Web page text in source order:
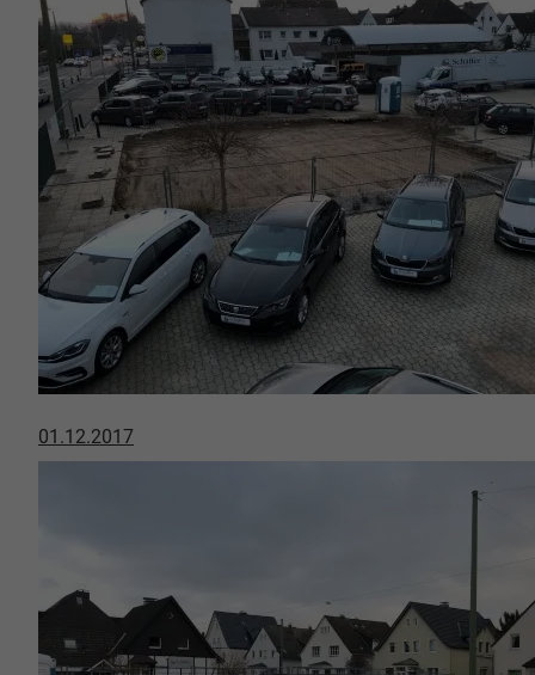
01.12.2017